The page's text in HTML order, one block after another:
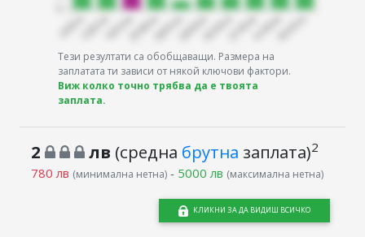
Тези резултати са обобщаващи. Размера на
заплатата ти зависи от някой ключови фактори.
Виж колко точно трябва да е твоята
заплата.
2 лв (средна брутна заплата)2
780 лв (минимална нетна)- 5000 лв (максимална нетна)
КЛИКНИ ЗА ДА ВИДИШ ВСИЧКО